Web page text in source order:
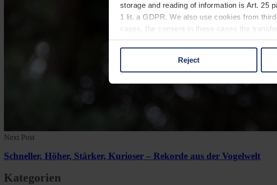
storage and reading of information is Art. 25
1 lit. a GDPR. We also use cookies from
cases, the consent in these cases the
You can consent to the use of non-essential
footer of our website).
Further information on the procedures used
Reject
Next Post
Schneller, Höher, Stärker, Kurioser – Rekorde aus der Vogelwelt
Kategorien